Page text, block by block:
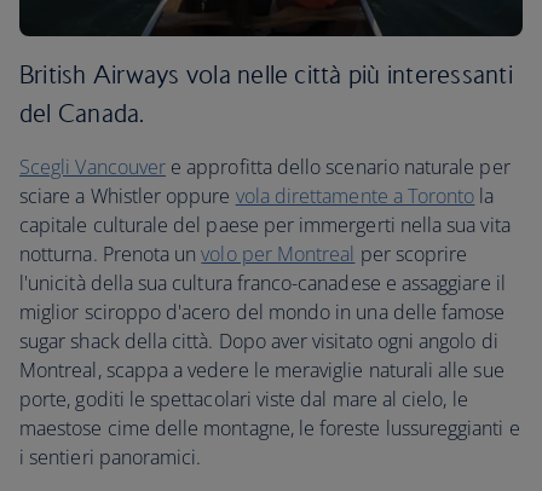
British Airways vola nelle città più interessanti
del Canada.
Scegli Vancouver e approfitta dello scenario naturale per
sciare a Whistler oppure vola direttamente a Toronto la
capitale culturale del paese per immergerti nella sua vita
notturna. Prenota unvolo per Montreal per scoprire
l'unicità della sua cultura franco-canadese e assaggiare il
miglior sciroppo d'acero del mondo in una delle famose
sugar shack della città. Dopo aver visitato ogni angolo di
Montreal, scappa a vedere le meraviglie naturali alle sue
porte, goditi le spettacolari viste dal mare al cielo, le
maestose cime delle montagne, le foreste lussureggianti e
i sentieri panoramici.